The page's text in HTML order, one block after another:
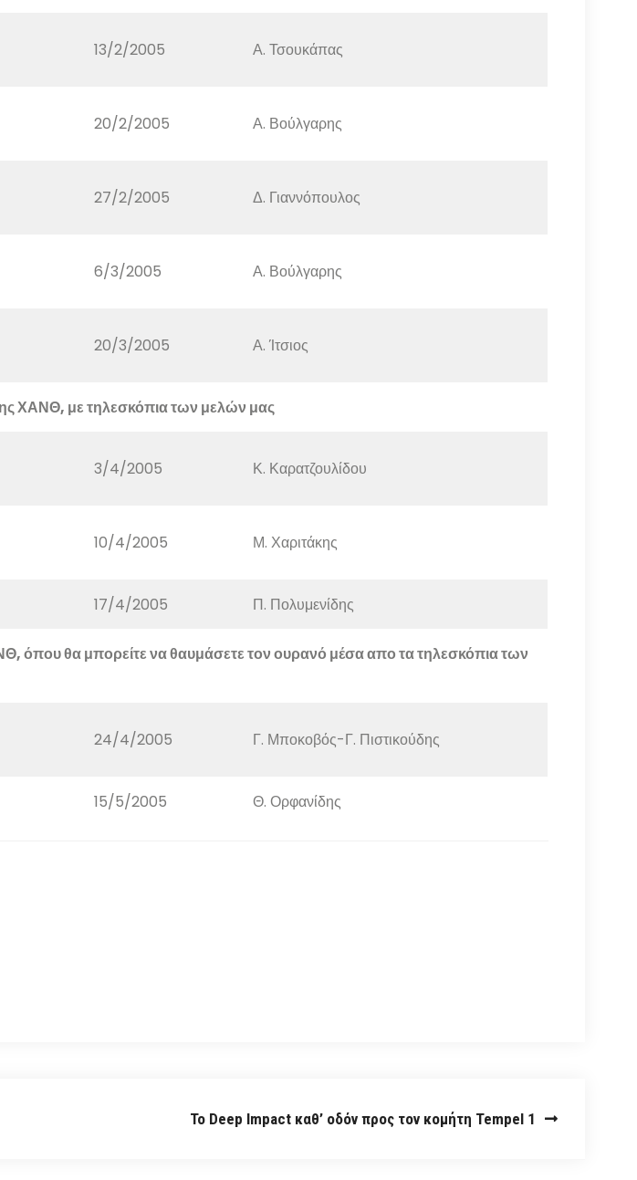
13/2/2005 Α. Τσουκάπας
20/2/2005 Α. Βούλγαρης
27/2/2005 Δ. Γιαννόπουλος
6/3/2005 Α. Βούλγαρης
20/3/2005 Α. Ίτσιος
ΧΑΝΘ, με τηλεσκόπια των μελών μας
3/4/2005 Κ. Καρατζουλίδου
10/4/2005 Μ. Χαριτάκης
17/4/2005 Π. Πολυμενίδης
θα μπορείτε να θαυμάσετε τον ουρανό μέσα απο τα τηλεσκόπια των
24/4/2005 Γ. Μποκοβός-Γ. Πιστικούδης
15/5/2005 Θ. Ορφανίδης
Το Deep Impact καθ’ οδόν προς τον κομήτη Tempel 1